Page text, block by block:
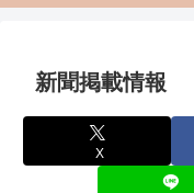
新聞掲載情報
X